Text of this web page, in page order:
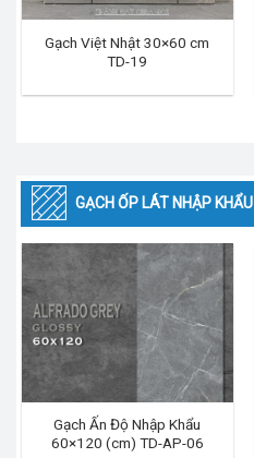
Gạch Việt Nhật 30×60 cm
TD-19
GẠCH ỐP LÁT NHẬP KHẨU
Gạch Ấn Độ Nhập Khẩu
60×120 (cm) TD-AP-06